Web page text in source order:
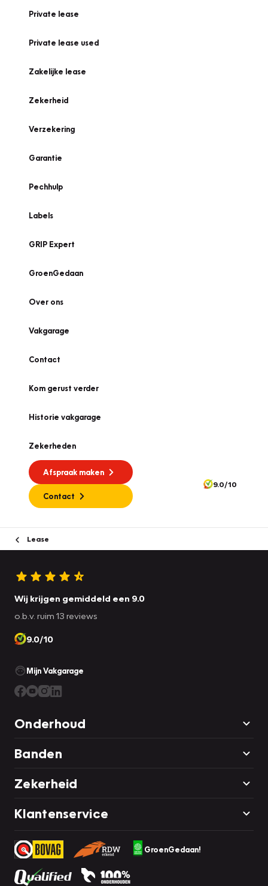
Private lease
Private lease used
Zakelijke lease
Zekerheid
Verzekering
Garantie
Pechhulp
Labels
GRIP Expert
GroenGedaan
Over ons
Vakgarage
Contact
Kom gerust verder
Historie vakgarage
Zekerheden
Afspraak maken
Contact
9.0/10
Lease
Wij krijgen gemiddeld een 9.0
o.b.v. ruim 13 reviews
9.0/10
Mijn Vakgarage
Onderhoud
Banden
Zekerheid
Klantenservice
GroenGedaan!